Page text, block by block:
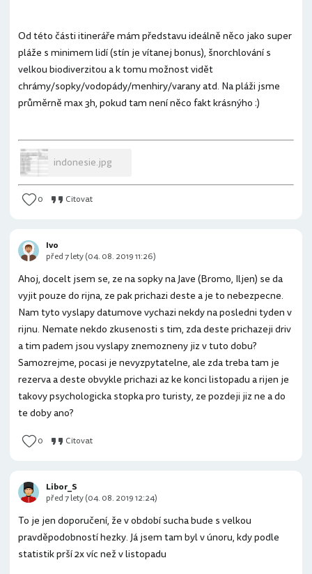
Od této části itineráře mám představu ideálně něco jako super
pláže s minimem lidí (stín je vítanej bonus), šnorchlování s
velkou biodiverzitou a k tomu možnost vidět
chrámy/sopky/vodopády/menhiry/varany atd. Na pláži jsme
průměrně max 3h, pokud tam není něco fakt krásnýho :)
indonesie.jpg
0 Citovat
Ahoj, docelt jsem se, ze na sopky na Jave (Bromo, Iljen) se da
vyjit pouze do rijna, ze pak prichazi deste a je to nebezpecne.
Nam tyto vyslapy datumove vychazi nekdy na posledni tyden v
rijnu. Nemate nekdo zkusenosti s tim, zda deste prichazeji driv
a tim padem jsou vyslapy znemozneny jiz v tuto dobu?
Samozrejme, pocasi je nevyzpytatelne, ale zda treba tam je
rezerva a deste obvykle prichazi az ke konci listopadu a rijen je
takovy psychologicka stopka pro turisty, ze pozdeji jiz ne a do
te doby ano?
0 Citovat
Ivo
před 7 lety (04. 08. 2019 11:26)
To je jen doporučení, že v období sucha bude s velkou
pravděpodobností hezky. Já jsem tam byl v únoru, kdy podle
statistik prší 2x víc než v listopadu
Libor_S
před 7 lety (04. 08. 2019 12:24)